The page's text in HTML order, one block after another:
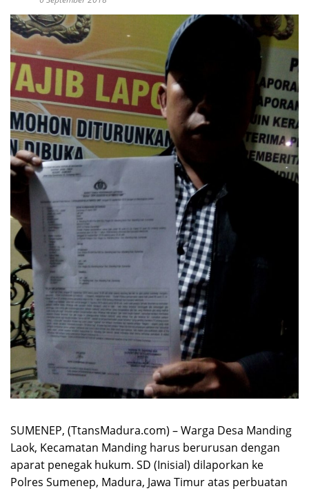
SUMENEP, (TtansMadura.com) – Warga Desa Manding
Laok, Kecamatan Manding harus berurusan dengan
aparat penegak hukum. SD (Inisial) dilaporkan ke
Polres Sumenep, Madura, Jawa Timur atas perbuatan